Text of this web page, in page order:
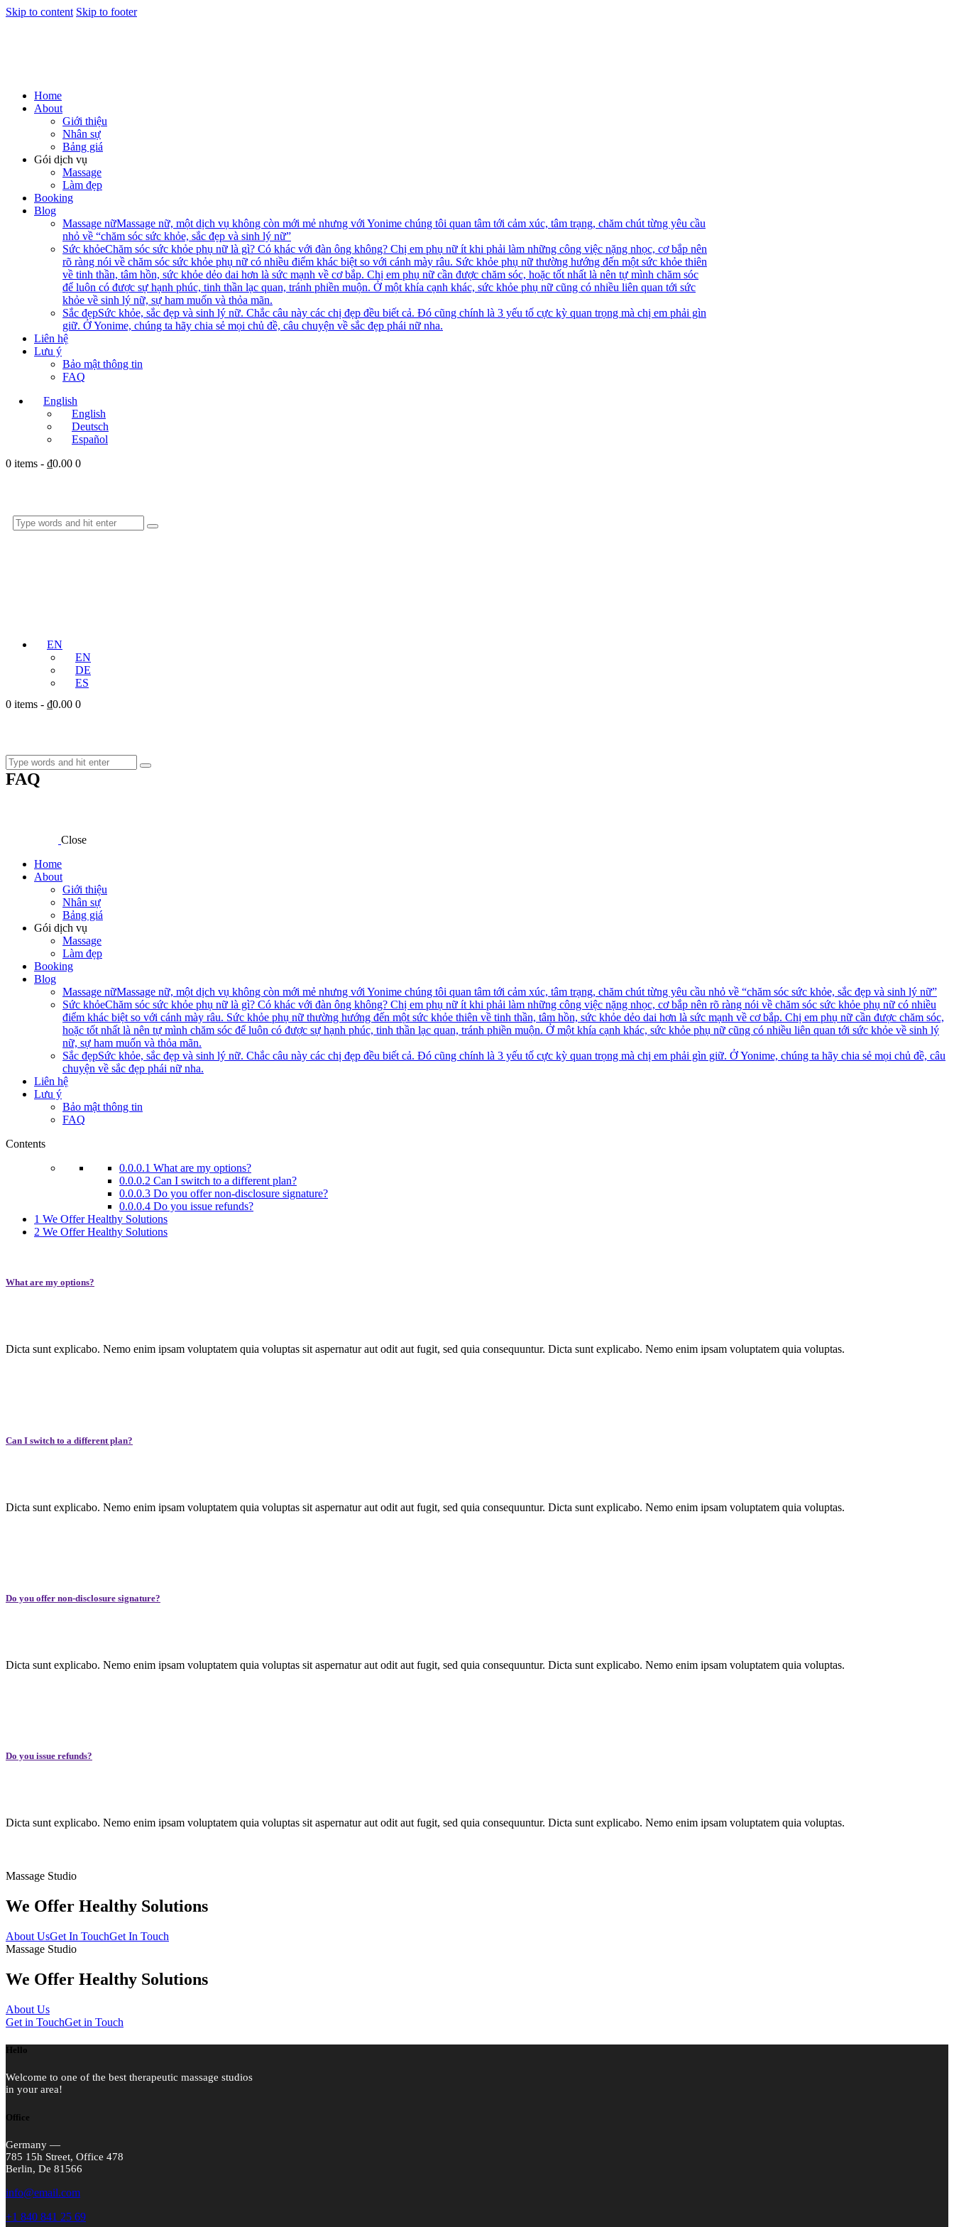
Skip to content Skip to footer
Home
About
Giới thiệu
Nhân sự
Bảng giá
Gói dịch vụ
Massage
Làm đẹp
Booking
Blog
Massage nữMassage nữ, một dịch vụ không còn mới mẻ nhưng với Yonime chúng tôi quan tâm tới cảm xúc, tâm trạng, chăm chút từng yêu cầu
nhỏ về “chăm sóc sức khỏe, sắc đẹp và sinh lý nữ”
Sức khỏeChăm sóc sức khỏe phụ nữ là gì? Có khác với đàn ông không? Chị em phụ nữ ít khi phải làm những công việc nặng nhọc, cơ bắp nên
rõ ràng nói về chăm sóc sức khỏe phụ nữ có nhiều điểm khác biệt so với cánh mày râu. Sức khỏe phụ nữ thường hướng đến một sức khỏe thiên
về tinh thần, tâm hồn, sức khỏe dẻo dai hơn là sức mạnh về cơ bắp. Chị em phụ nữ cần được chăm sóc, hoặc tốt nhất là nên tự mình chăm sóc
để luôn có được sự hạnh phúc, tinh thần lạc quan, tránh phiền muộn. Ở một khía cạnh khác, sức khỏe phụ nữ cũng có nhiều liên quan tới sức
khỏe về sinh lý nữ, sự ham muốn và thỏa mãn.
Sắc đẹpSức khỏe, sắc đẹp và sinh lý nữ. Chắc câu này các chị đẹp đều biết cả. Đó cũng chính là 3 yếu tố cực kỳ quan trọng mà chị em phải gìn
giữ. Ở Yonime, chúng ta hãy chia sẻ mọi chủ đề, câu chuyện về sắc đẹp phái nữ nha.
Liên hệ
Lưu ý
Bảo mật thông tin
FAQ
English
English
Deutsch
Español
0 items - ₫0.00 0
EN
EN
DE
ES
0 items - ₫0.00 0
FAQ
Close
Home
About
Giới thiệu
Nhân sự
Bảng giá
Gói dịch vụ
Massage
Làm đẹp
Booking
Blog
Massage nữMassage nữ, một dịch vụ không còn mới mẻ nhưng với Yonime chúng tôi quan tâm tới cảm xúc, tâm trạng, chăm chút từng yêu cầu nhỏ về “chăm sóc sức khỏe, sắc đẹp và sinh lý nữ”
Sức khỏeChăm sóc sức khỏe phụ nữ là gì? Có khác với đàn ông không? Chị em phụ nữ ít khi phải làm những công việc nặng nhọc, cơ bắp nên rõ ràng nói về chăm sóc sức khỏe phụ nữ có nhiều
điểm khác biệt so với cánh mày râu. Sức khỏe phụ nữ thường hướng đến một sức khỏe thiên về tinh thần, tâm hồn, sức khỏe dẻo dai hơn là sức mạnh về cơ bắp. Chị em phụ nữ cần được chăm sóc,
hoặc tốt nhất là nên tự mình chăm sóc để luôn có được sự hạnh phúc, tinh thần lạc quan, tránh phiền muộn. Ở một khía cạnh khác, sức khỏe phụ nữ cũng có nhiều liên quan tới sức khỏe về sinh lý
nữ, sự ham muốn và thỏa mãn.
Sắc đẹpSức khỏe, sắc đẹp và sinh lý nữ. Chắc câu này các chị đẹp đều biết cả. Đó cũng chính là 3 yếu tố cực kỳ quan trọng mà chị em phải gìn giữ. Ở Yonime, chúng ta hãy chia sẻ mọi chủ đề, câu
chuyện về sắc đẹp phái nữ nha.
Liên hệ
Lưu ý
Bảo mật thông tin
FAQ
Contents
0.0.0.1 What are my options?
0.0.0.2 Can I switch to a different plan?
0.0.0.3 Do you offer non-disclosure signature?
0.0.0.4 Do you issue refunds?
1 We Offer Healthy Solutions
2 We Offer Healthy Solutions
What are my options?
Dicta sunt explicabo. Nemo enim ipsam voluptatem quia voluptas sit aspernatur aut odit aut fugit, sed quia consequuntur. Dicta sunt explicabo. Nemo enim ipsam voluptatem quia voluptas.
Can I switch to a different plan?
Dicta sunt explicabo. Nemo enim ipsam voluptatem quia voluptas sit aspernatur aut odit aut fugit, sed quia consequuntur. Dicta sunt explicabo. Nemo enim ipsam voluptatem quia voluptas.
Do you offer non-disclosure signature?
Dicta sunt explicabo. Nemo enim ipsam voluptatem quia voluptas sit aspernatur aut odit aut fugit, sed quia consequuntur. Dicta sunt explicabo. Nemo enim ipsam voluptatem quia voluptas.
Do you issue refunds?
Dicta sunt explicabo. Nemo enim ipsam voluptatem quia voluptas sit aspernatur aut odit aut fugit, sed quia consequuntur. Dicta sunt explicabo. Nemo enim ipsam voluptatem quia voluptas.
Massage Studio
We Offer Healthy Solutions
About UsGet In TouchGet In Touch
Massage Studio
We Offer Healthy Solutions
About Us
Get in TouchGet in Touch
Hello
Welcome to one of the best therapeutic massage studios
in your area!
Office
Germany —
785 15h Street, Office 478
Berlin, De 81566
info@email.com
+1 840 841 25 69